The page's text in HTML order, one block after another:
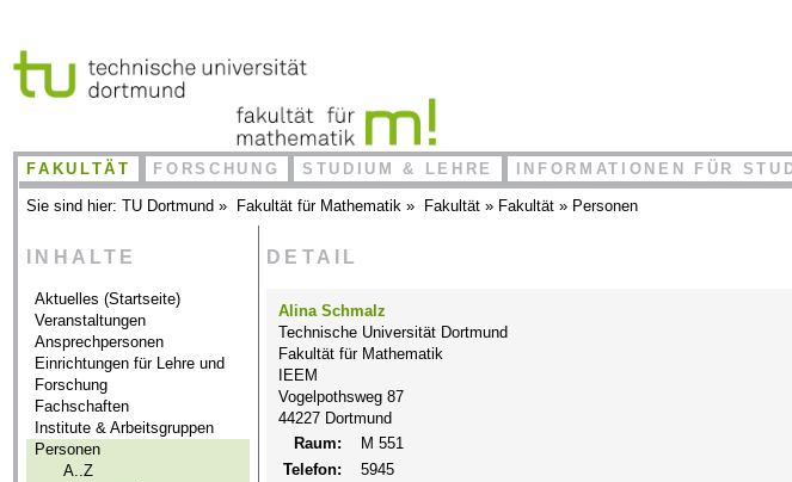
FAKULTÄT FORSCHUNG STUDIUM & LEHRE INFORMATIONEN FÜR
Sie sind hier:TU Dortmund » Fakultät für Mathematik » Fakultät » Fakultät » Personen
INHALTE
Aktuelles (Startseite)
Veranstaltungen
Ansprechpersonen
Einrichtungen für Lehre und
Forschung
Fachschaften
Institute & Arbeitsgruppen
Personen
A..Z
DETAIL
Alina Schmalz
Technische Universität Dortmund
Fakultät für Mathematik
IEEM
Vogelpothsweg 87
44227 Dortmund
Raum:
M 551
Telefon:
5945